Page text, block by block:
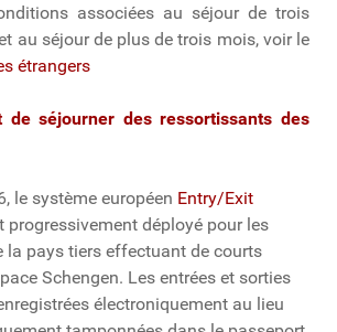
associées au séjour de trois
au séjour de plus de trois mois, voir le
étrangers
de séjourner des ressortissants des
le système européen Entry/Exit
progressivement déployé pour les
la pays tiers effectuant de courts
Schengen. Les entrées et sorties
électroniquement au lieu